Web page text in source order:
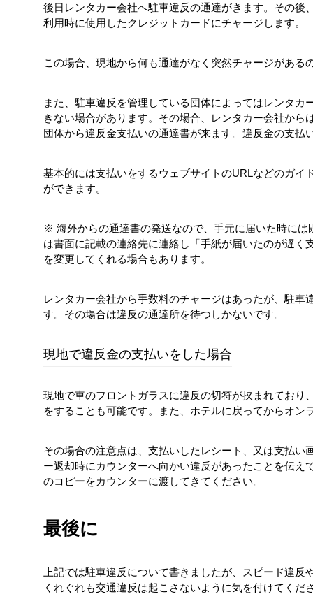
後日レンタカー会社へ駐車違反の通達がきます。その
利用時に使用したクレジットカードにチャージします。
この場合、現地から何も通達がなく突然チャージがあ
また、駐車違反を管理している団体によってはレンタ
きない場合があります。その場合、レンタカー会社か
団体から違反金支払いの通達書が来ます。違反金の支払
基本的には支払いをするウェブサイトのURLなどのガ
ができます。
※ 海外からの通達書の発送なので、手元に届いた時に
は書面に記載の連絡先に連絡し「手紙が届いたのが遅
を変更してくれる場合もあります。
レンタカー会社から手数料のチャージはあったが、駐
す。その場合は違反の通達所を待つしかないです。
現地で違反金の支払いをした場合
現地で車のフロントガラスに違反の切符が挟まれてお
をすることも可能です。また、ホテルに戻ってからオン
その場合の注意点は、支払いしたレシート、又は支払
ー返却時にカウンターへ向かい違反があったことを伝
のコピーをカウンターに渡してきてください。
最後に
上記では駐車違反について書きましたが、スピード違
くれぐれも交通違反は起こさないように気を付けてくだ